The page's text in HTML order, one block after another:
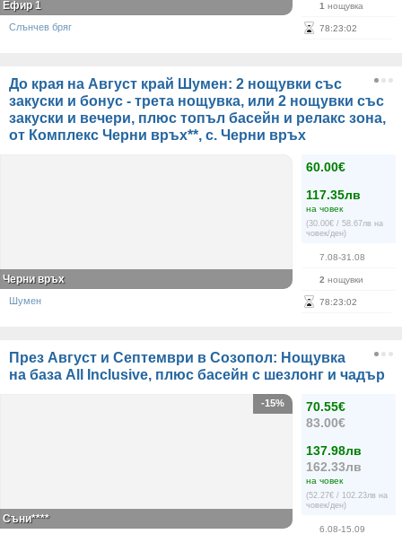
1 нощувка
78:23:02
Ефир 1
Слънчев бряг
До края на Август край Шумен: 2 нощувки със
закуски и бонус - трета нощувка, или 2 нощувки със
закуски и вечери, плюс топъл басейн и релакс зона,
от Комплекс Черни връх**, с. Черни връх
60.00€
117.35лв
на човек
(30.00€ / 58.67лв на
човек/ден)
7.08-31.08
2 нощувки
78:23:02
Черни връх
Шумен
През Август и Септември в Созопол: Нощувка
на база All Inclusive, плюс басейн с шезлонг и чадър
70.55€
83.00€
137.98лв
162.33лв
на човек
(52.27€ / 102.23лв на
човек/ден)
6.08-15.09
-15%
Съни****